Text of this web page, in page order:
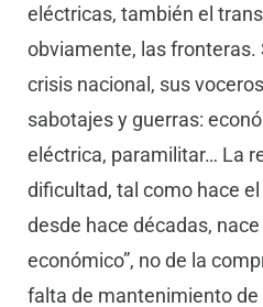
eléctricas, también el
obviamente, las fronteras.
crisis nacional, sus
sabotajes y guerras:
eléctrica, paramilitar… La
dificultad, tal como hace
desde hace décadas,
económico”, no de la
falta de mantenimiento